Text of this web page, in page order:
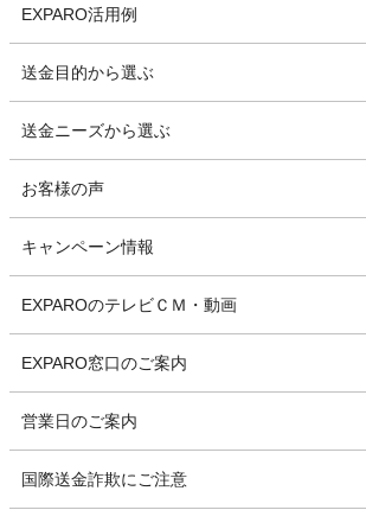
EXPARO活用例
送金目的から選ぶ
送金ニーズから選ぶ
お客様の声
キャンペーン情報
EXPAROのテレビＣＭ・動画
EXPARO窓口のご案内
営業日のご案内
国際送金詐欺にご注意